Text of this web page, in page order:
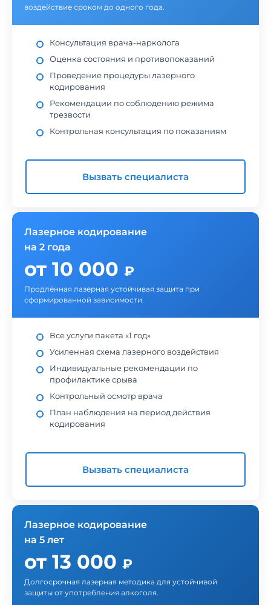
воздействие сроком до одного года.
Консультация врача-нарколога
Оценка состояния и противопоказаний
Проведение процедуры лазерного
кодирования
Рекомендации по соблюдению режима
трезвости
Контрольная консультация по показаниям
Вызвать специалиста
Лазерное кодирование
на 2 года
от 10 000 ₽
Продлённая лазерная устойчивая защита при
сформированной зависимости.
Все услуги пакета «1 год»
Усиленная схема лазерного воздействия
Индивидуальные рекомендации по
профилактике срыва
Контрольный осмотр врача
План наблюдения на период действия
кодирования
Вызвать специалиста
Лазерное кодирование
на 5 лет
от 13 000 ₽
Долгосрочная лазерная методика для устойчивой
защиты от употребления алкоголя.